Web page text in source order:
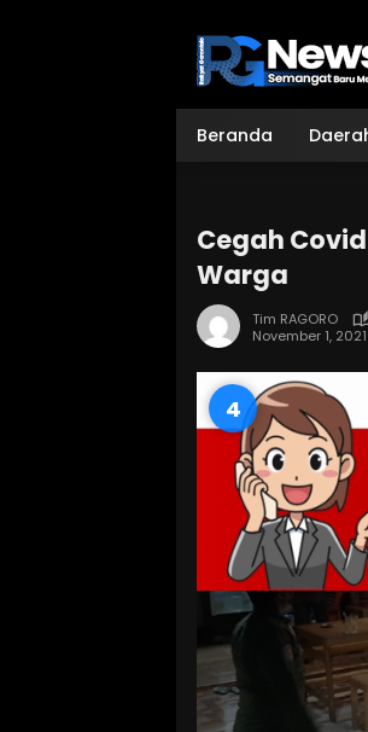
Beranda
Cegah
Warga
Tim RAGORO
November 1, 2021
3